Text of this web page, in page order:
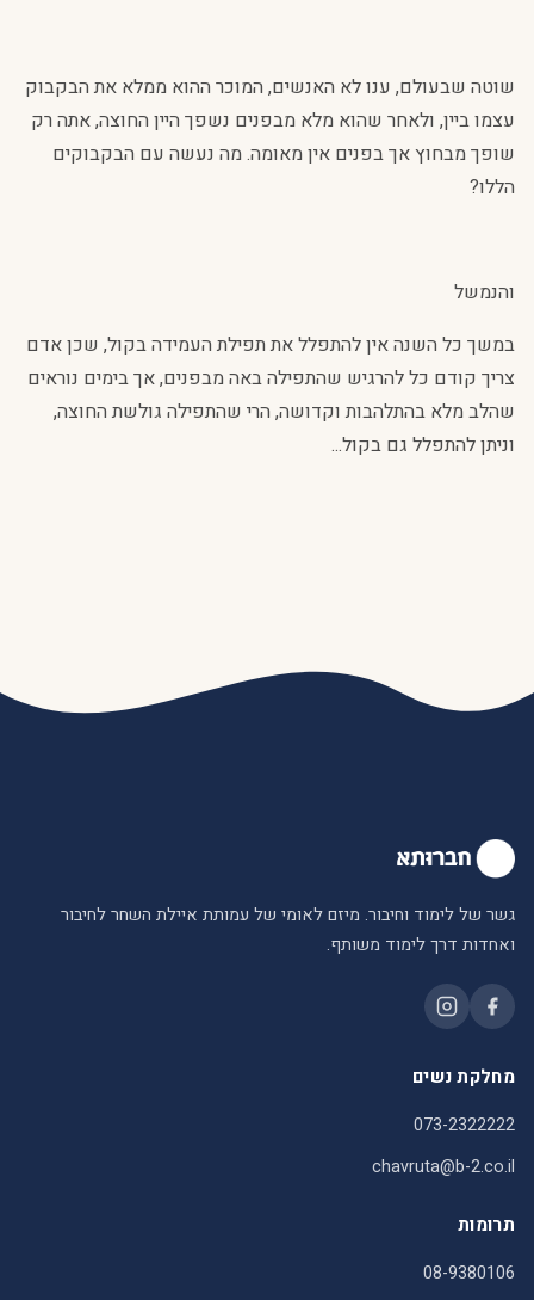
שוטה שבעולם, ענו לא האנשים, המוכר ההוא ממלא את הבקבוק
עצמו ביין, ולאחר שהוא מלא מבפנים נשפך היין החוצה, אתה רק
שופך מבחוץ אך בפנים אין מאומה. מה נעשה עם הבקבוקים
הללו?
והנמשל
במשך כל השנה אין להתפלל את תפילת העמידה בקול, שכן אדם
צריך קודם כל להרגיש שהתפילה באה מבפנים, אך בימים נוראים
שהלב מלא בהתלהבות וקדושה, הרי שהתפילה גולשת החוצה,
וניתן להתפלל גם בקול...
גשר של לימוד וחיבור. מיזם לאומי של עמותת איילת השחר לחיבור
ואחדות דרך לימוד משותף.
מחלקת נשים
073-2322222
chavruta@b-2.co.il
תרומות
08-9380106